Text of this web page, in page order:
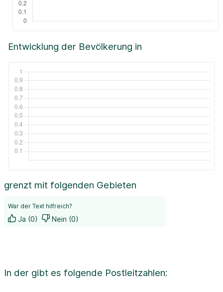
Entwicklung der Bevölkerung in
grenzt mit folgenden Gebieten
War der Text hilfreich?
Ja (0) Nein (0)
In der gibt es folgende Postleitzahlen: